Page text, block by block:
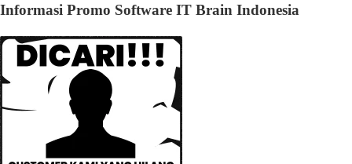
Informasi Promo Software IT Brain Indonesia